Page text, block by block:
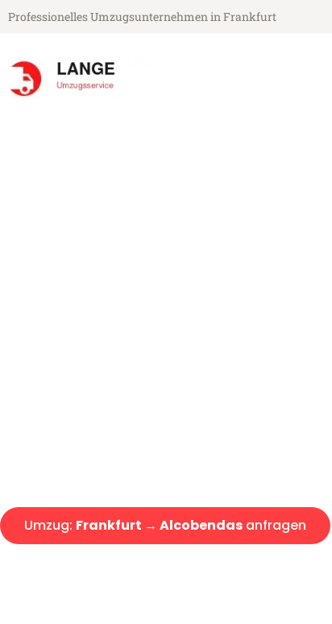
Professionelles Umzugsunternehmen in Frankfurt
Umzug: Frankfurt → Alcobendas anfragen